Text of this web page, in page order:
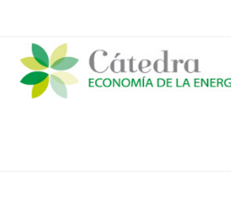
contenido